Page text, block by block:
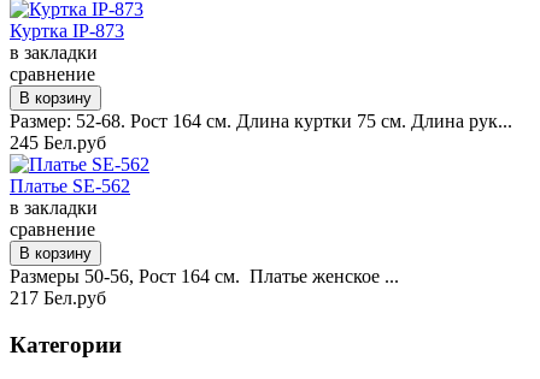
Куртка IP-873
в закладки
сравнение
Размер: 52-68. Рост 164 см. Длина куртки 75 см. Длина рук...
245 Бел.руб
Платье SE-562
в закладки
сравнение
Размеры 50-56, Рост 164 см. Платье женское ...
217 Бел.руб
Категории